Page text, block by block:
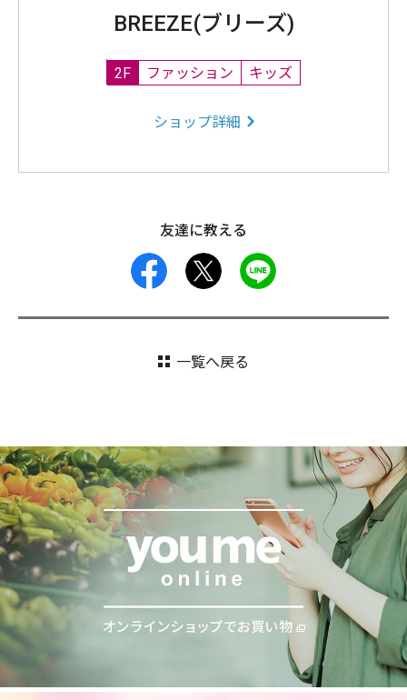
BREEZE(ブリーズ)
2F ファッション キッズ
ショップ詳細
友達に教える
facebook
一覧へ戻る